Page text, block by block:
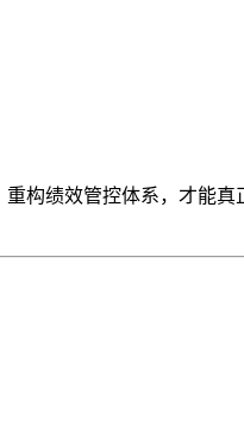
构绩效管控体系，才能